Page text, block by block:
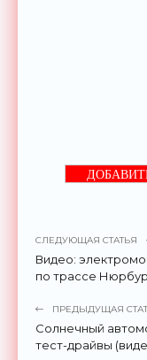
СЛЕДУЮЩАЯ СТАТЬЯ
Видео:
по трассе
ПРЕДЫДУЩАЯ
Солнечный
тест-драйвы